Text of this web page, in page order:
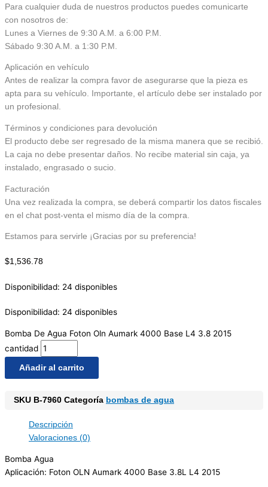
Para cualquier duda de nuestros productos puedes comunicarte
con nosotros de:
Lunes a Viernes de 9:30 A.M. a 6:00 P.M.
Sábado 9:30 A.M. a 1:30 P.M.
Aplicación en vehículo
Antes de realizar la compra favor de asegurarse que la pieza es
apta para su vehículo. Importante, el artículo debe ser instalado por
un profesional.
Términos y condiciones para devolución
El producto debe ser regresado de la misma manera que se recibió.
La caja no debe presentar daños. No recibe material sin caja, ya
instalado, engrasado o sucio.
Facturación
Una vez realizada la compra, se deberá compartir los datos fiscales
en el chat post-venta el mismo día de la compra.
Estamos para servirle ¡Gracias por su preferencia!
$1,536.78
Disponibilidad: 24 disponibles
Disponibilidad: 24 disponibles
Bomba De Agua Foton Oln Aumark 4000 Base L4 3.8 2015
cantidad
Añadir al carrito
SKU B-7960 Categoría bombas de agua
Descripción
Valoraciones (0)
Bomba Agua
Aplicación: Foton OLN Aumark 4000 Base 3.8L L4 2015